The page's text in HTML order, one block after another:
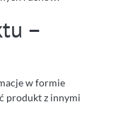
–
w formie
produkt z innymi